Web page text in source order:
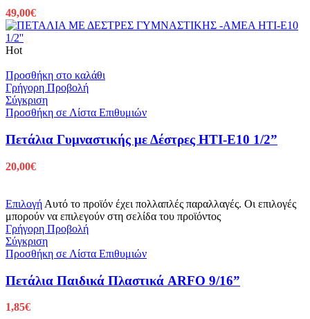
49,00€
Hot
Προσθήκη στο καλάθι
Γρήγορη Προβολή
Σύγκριση
Προσθήκη σε Λίστα Επιθυμιών
Πετάλια Γυμναστικής με Δέστρες HTI-E10 1/2”
20,00€
Επιλογή Αυτό το προϊόν έχει πολλαπλές παραλλαγές. Οι επιλογές
μπορούν να επιλεγούν στη σελίδα του προϊόντος
Γρήγορη Προβολή
Σύγκριση
Προσθήκη σε Λίστα Επιθυμιών
Πετάλια Παιδικά Πλαστικά ARFO 9/16”
1,85€